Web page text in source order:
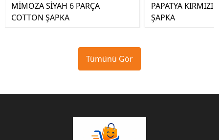
MİMOZA SİYAH 6 PARÇA
COTTON ŞAPKA
PAPATYA KIRMIZI
ŞAPKA
Tümünü Gör